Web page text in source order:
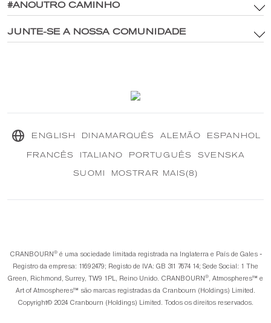
Ativos da marca e política de mídia digital
Política de Cookies
Site principal
Explore CRANBOURN®
#ANOUTRO CAMINHO
Dentro de CRANBOURN®
JUNTE-SE A NOSSA COMUNIDADE
ENGLISH DINAMARQUÊS ALEMÃO ESPANHOL
FRANCÊS ITALIANO PORTUGUÊS SVENSKA
SUOMI MOSTRAR MAIS(8)
CRANBOURN®️é uma sociedade limitada registrada na Inglaterra e País de Gales -
Registro da empresa: 11692479; Registo de IVA: GB 311 7674 14; Sede Social: 1 The
Green, Richmond, Surrey, TW9 1PL, Reino Unido. CRANBOURN®️, Atmospheres™️ e
Art of Atmospheres™️ são marcas registradas da Cranbourn (Holdings) Limited.
Copyright©️ 2024 Cranbourn (Holdings) Limited. Todos os direitos reservados.